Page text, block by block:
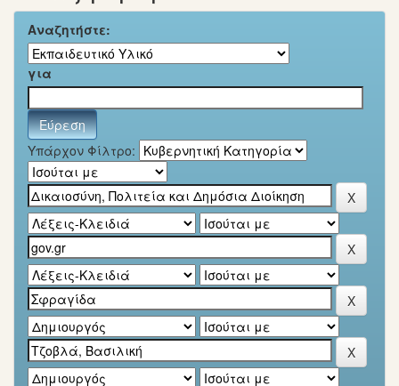
Αναζητήστε:
για
Υπάρχον Φίλτρο: